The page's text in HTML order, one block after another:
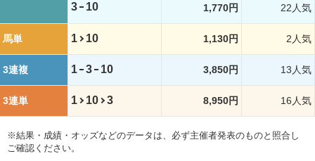
3
10
1,770円
22人気
馬単 1 10 1,130円 2人気
3連複 1 3 10 3,850円 13人気
3連単 1 10 3 8,950円 16人気
※結果・成績・オッズなどのデータは、必ず主催者発表のものと照合し
ご確認ください。